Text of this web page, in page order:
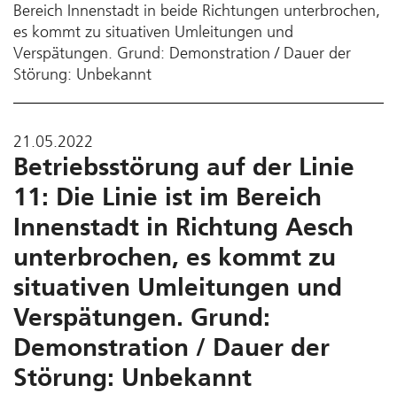
Bereich Innenstadt in beide Richtungen unterbrochen,
es kommt zu situativen Umleitungen und
Verspätungen. Grund: Demonstration / Dauer der
Störung: Unbekannt
21.05.2022
Betriebsstörung auf der Linie
11: Die Linie ist im Bereich
Innenstadt in Richtung Aesch
unterbrochen, es kommt zu
situativen Umleitungen und
Verspätungen. Grund:
Demonstration / Dauer der
Störung: Unbekannt